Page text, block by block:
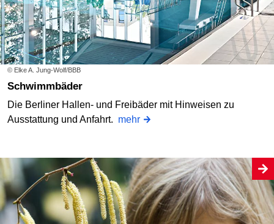
© Elke A. Jung-Wolf/BBB
Schwimmbäder
Die Berliner Hallen- und Freibäder mit Hinweisen zu
Ausstattung und Anfahrt. mehr